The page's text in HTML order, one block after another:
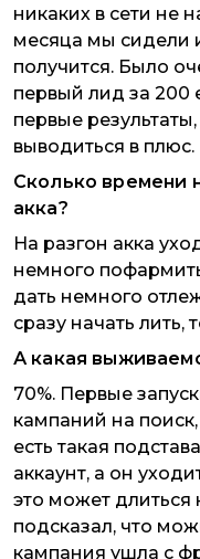
никаких в сети не
месяца мы сидели
получится. Было
первый лид за 200
первые
выводиться в плюс.
Сколько времени
акка?
На разгон акка
немного
дать немного
сразу начать лить,
А какая
70%. Первые
кампаний на
есть такая
аккаунт, а он
это может
подсказал, что
кампания ушла с